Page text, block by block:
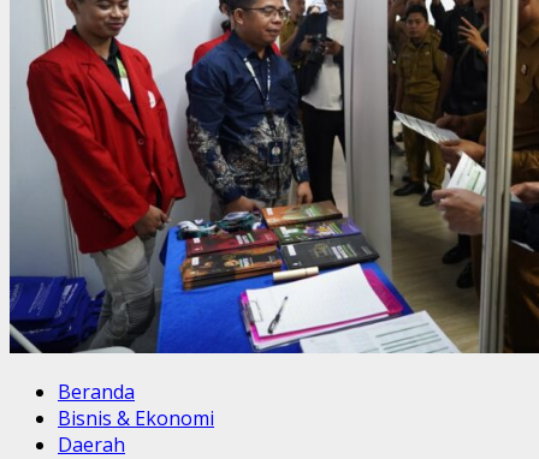
Beranda
Bisnis & Ekonomi
Daerah